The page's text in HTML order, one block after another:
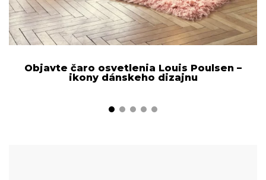
Objavte čaro osvetlenia Louis Poulsen –
ikony dánskeho dizajnu